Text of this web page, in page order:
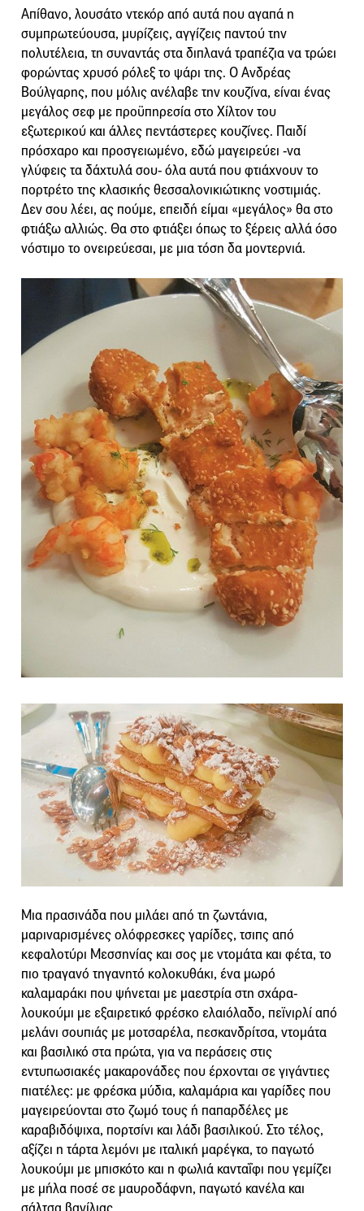
Απίθανο, λουσάτο ντεκόρ από αυτά που αγαπά η
συμπρωτεύουσα, μυρίζεις, αγγίζεις παντού την
πολυτέλεια, τη συναντάς στα διπλανά τραπέζια να τρώει
φορώντας χρυσό ρόλεξ το ψάρι της. Ο Ανδρέας
Βούλγαρης, που μόλις ανέλαβε την κουζίνα, είναι ένας
μεγάλος σεφ με προϋπηρεσία στο Χίλτον του
εξωτερικού και άλλες πεντάστερες κουζίνες. Παιδί
πρόσχαρο και προσγειωμένο, εδώ μαγειρεύει -να
γλύφεις τα δάχτυλά σου- όλα αυτά που φτιάχνουν το
πορτρέτο της κλασικής θεσσαλονικιώτικης νοστιμιάς.
Δεν σου λέει, ας πούμε, επειδή είμαι «μεγάλος» θα στο
φτιάξω αλλιώς. Θα στο φτιάξει όπως το ξέρεις αλλά όσο
νόστιμο το ονειρεύεσαι, με μια τόση δα μοντερνιά.
Μια πρασινάδα που μιλάει από τη ζωντάνια,
μαριναρισμένες ολόφρεσκες γαρίδες, τσιπς από
κεφαλοτύρι Μεσσηνίας και σος με ντομάτα και φέτα, το
πιο τραγανό τηγανητό κολοκυθάκι, ένα μωρό
καλαμαράκι που ψήνεται με μαεστρία στη σχάρα-
λουκούμι με εξαιρετικό φρέσκο ελαιόλαδο, πεϊνιρλί από
μελάνι σουπιάς με μοτσαρέλα, πεσκανδρίτσα, ντομάτα
και βασιλικό στα πρώτα, για να περάσεις στις
εντυπωσιακές μακαρονάδες που έρχονται σε γιγάντιες
πιατέλες: με φρέσκα μύδια, καλαμάρια και γαρίδες που
μαγειρεύονται στο ζωμό τους ή παπαρδέλες με
καραβιδόψιχα, πορτσίνι και λάδι βασιλικού. Στο τέλος,
αξίζει η τάρτα λεμόνι με ιταλική μαρέγκα, το παγωτό
λουκούμι με μπισκότο και η φωλιά κανταΐφι που γεμίζει
με μήλα ποσέ σε μαυροδάφνη, παγωτό κανέλα και